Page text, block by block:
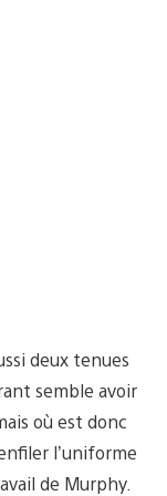
deux tenues
semble avoir
où est donc
l’uniforme
de Murphy.